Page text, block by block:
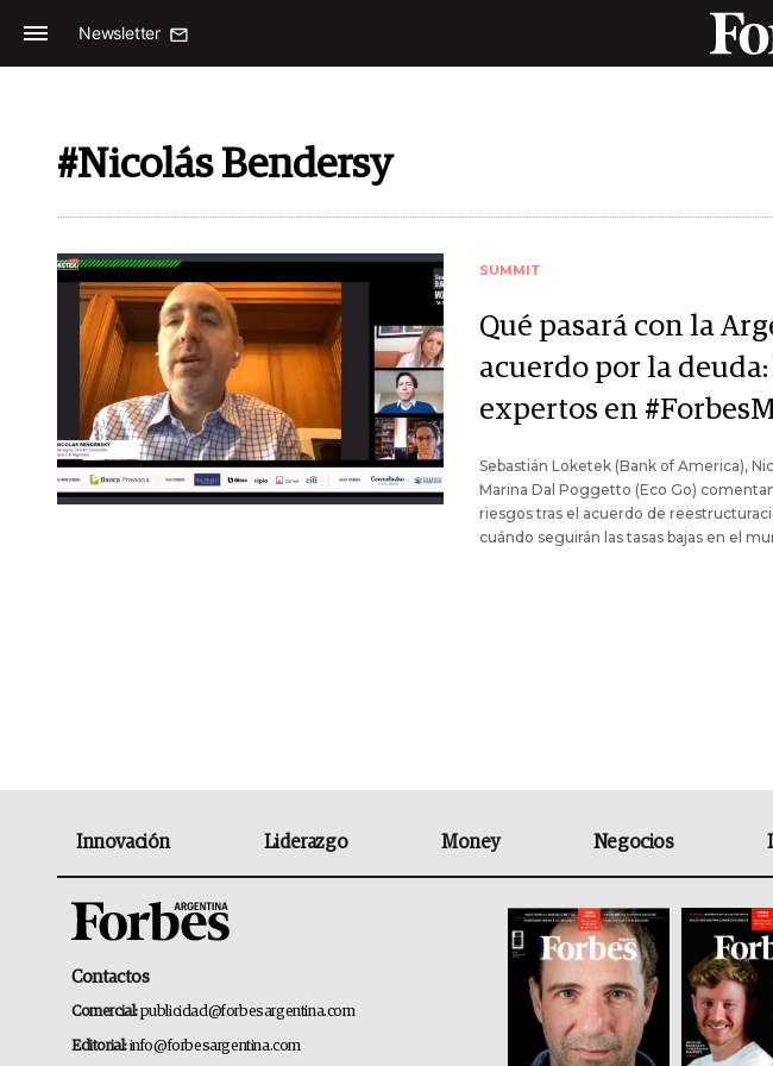
Newsletter
#Nicolás Bendersy
SUMMIT
Qué pasará con la
acuerdo por la
expertos en
Sebastián Loketek (Bank of America),
Marina Dal Poggetto (Eco Go)
riesgos tras el acuerdo de
cuándo seguirán las tasas bajas en el
Innovación Liderazgo Money Negocios
Contactos
Comercial:publicidad@forbesargentina.com
Editorial:info@forbesargentina.com